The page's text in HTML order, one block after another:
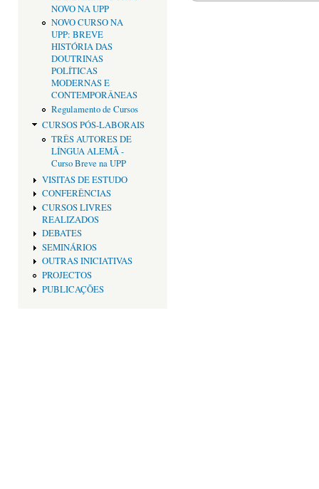
NOVO NA UPP
NOVO CURSO NA
UPP: BREVE
HISTÓRIA DAS
DOUTRINAS
POLÍTICAS
MODERNAS E
CONTEMPORÂNEAS
Regulamento de Cursos
CURSOS PÓS-LABORAIS
TRÊS AUTORES DE
LÍNGUA ALEMÃ -
Curso Breve na UPP
VISITAS DE ESTUDO
CONFERÊNCIAS
CURSOS LIVRES
REALIZADOS
DEBATES
SEMINÁRIOS
OUTRAS INICIATIVAS
PROJECTOS
PUBLICAÇÕES